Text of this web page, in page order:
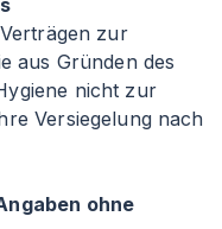
zur
aus Gründen des
nicht zur
Versiegelung nach
ohne